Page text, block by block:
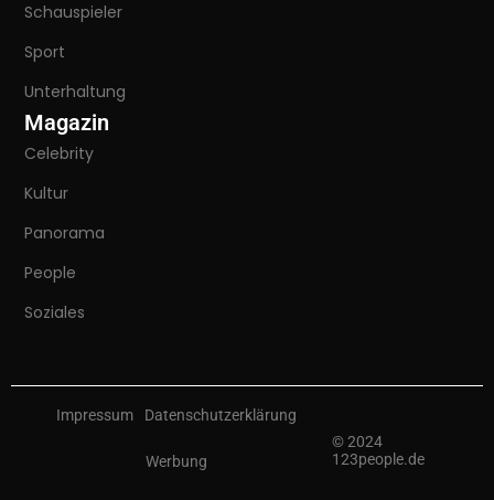
Schauspieler
Sport
Unterhaltung
Magazin
Celebrity
Kultur
Panorama
People
Soziales
© 2024
123people.de
Impressum Datenschutzerklärung
Werbung